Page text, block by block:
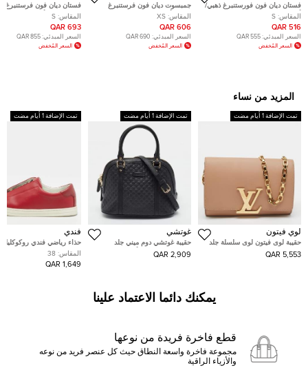
فستان ديان فون فورستنبرغ ذهبي/
أسود لوركس تريكو فوسيت لف
صغير (سمول)
المقاس: S
516 QAR
السعر المبدئي: 555 QAR
السعر المُخفض
جمبسوت ديان فون فرستنبرغ
مخمل أسود بحواف ساتان ورباط
مقاس صغير جدًا - إكس سمول
المقاس: XS
606 QAR
السعر المبدئي: 690 QAR
السعر المُخفض
فستان ديان فون فرستنبرغ
كفتان كمون أزرق صغير
المقاس: S
693 QAR
السعر المبدئي: 855 QAR
السعر المُخفض
المزيد من نساء
تمت الإضافة 1 أيام مضت
لوي فيتون
حقيبة لوى فيتون لوى سلسلة جلد
لامعة بيج MM
5,553 QAR
تمت الإضافة 1 أيام مضت
غوتشي
حقيبة غوتشي دوم ميني جلد
مايكروغوتشيشيما أزرق فاتح
2,909 QAR
تمت الإضافة 1 أيام مضت
فندي
حذاء رياضي فندي روكوكليك
العنابي من الجلد مقاس 38
المقاس: 38
1,649 QAR
يمكنك دائما الاعتماد علينا
قطع فاخرة فريدة من نوعها
مجموعة فاخرة واسعة النطاق حيث كل عنصر فريد من نوعه
والأزياء الراقية